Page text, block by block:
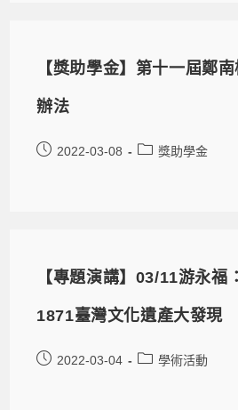
【獎助學金】第十一屆鄭
辦法
2022-03-08 獎助學金
【專題演講】03/11游永
1871臺灣文化遺產大發現
2022-03-04 學術活動